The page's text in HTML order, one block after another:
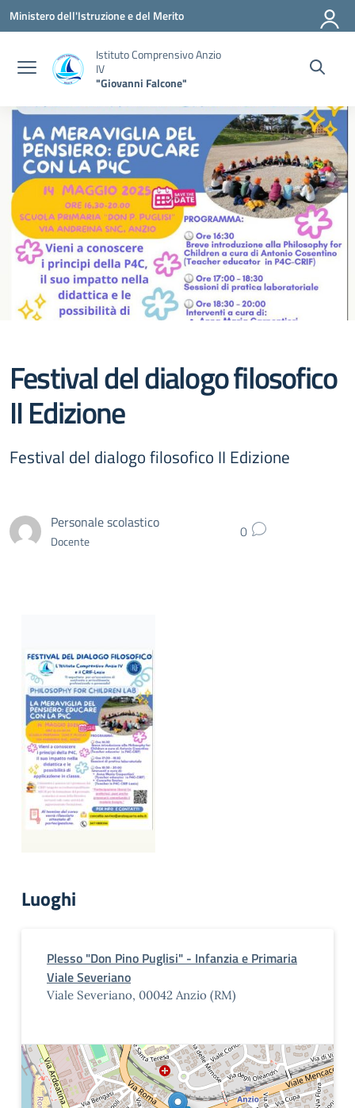
Vai ai contenuti
Vai al menu di navigazione
Vai al footer
Ministero dell'Istruzione e del Merito
Istituto Comprensivo Anzio
IV
"Giovanni Falcone"
Festival del dialogo filosofico
II Edizione
Festival del dialogo filosofico II Edizione
Personale scolastico
Docente 0
Luoghi
Plesso "Don Pino Puglisi" - Infanzia e Primaria
Viale Severiano
Viale Severiano, 00042 Anzio (RM)